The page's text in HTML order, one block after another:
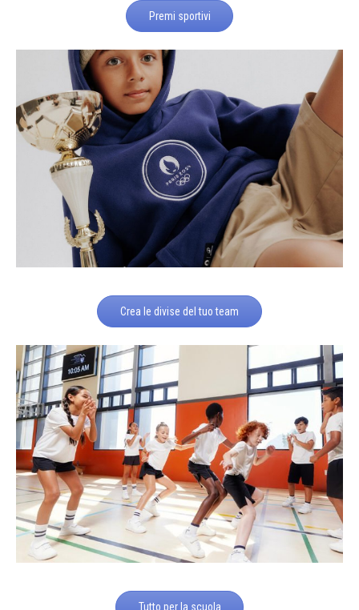
Premi sportivi
Crea le divise del tuo team
Tutto per la scuola